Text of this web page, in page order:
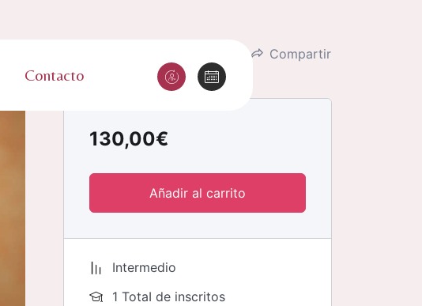
Contacto
Compartir
130,00€
Añadir al carrito
Intermedio
1 TotaI de inscritos